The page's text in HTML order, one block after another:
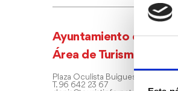
Ayuntamiento de
Área de Turismo
Plaza Oculista Buigues, 9 - 03700
T. 96 642 23 67